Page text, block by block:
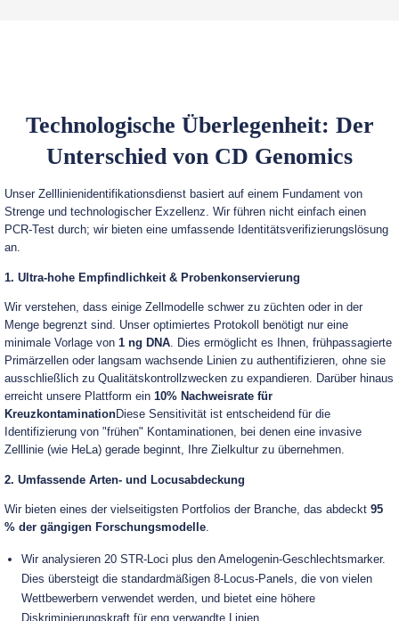
Technologische Überlegenheit: Der
Unterschied von CD Genomics
Unser Zelllinienidentifikationsdienst basiert auf einem Fundament von
Strenge und technologischer Exzellenz. Wir führen nicht einfach einen
PCR-Test durch; wir bieten eine umfassende Identitätsverifizierungslösung
an.
1. Ultra-hohe Empfindlichkeit & Probenkonservierung
Wir verstehen, dass einige Zellmodelle schwer zu züchten oder in der
Menge begrenzt sind. Unser optimiertes Protokoll benötigt nur eine
minimale Vorlage von 1 ng DNA. Dies ermöglicht es Ihnen, frühpassagierte
Primärzellen oder langsam wachsende Linien zu authentifizieren, ohne sie
ausschließlich zu Qualitätskontrollzwecken zu expandieren. Darüber hinaus
erreicht unsere Plattform ein 10% Nachweisrate für
KreuzkontaminationDiese Sensitivität ist entscheidend für die
Identifizierung von "frühen" Kontaminationen, bei denen eine invasive
Zelllinie (wie HeLa) gerade beginnt, Ihre Zielkultur zu übernehmen.
2. Umfassende Arten- und Locusabdeckung
Wir bieten eines der vielseitigsten Portfolios der Branche, das abdeckt 95
% der gängigen Forschungsmodelle.
Wir analysieren 20 STR-Loci plus den Amelogenin-Geschlechtsmarker.
Dies übersteigt die standardmäßigen 8-Locus-Panels, die von vielen
Wettbewerbern verwendet werden, und bietet eine höhere
Diskriminierungskraft für eng verwandte Linien.